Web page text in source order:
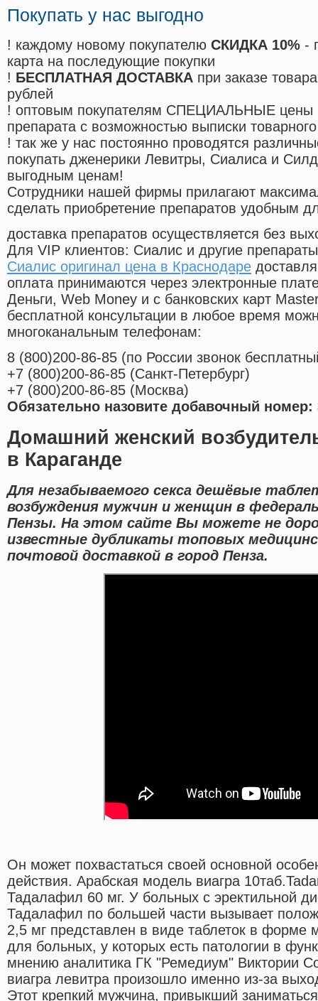
Покупать у нас выгодно
! каждому новому покупателю СКИДКА 10% -
карта на последующие покупки
! БЕСПЛАТНАЯ ДОСТАВКА при заказе
рублей
! оптовым покупателям СПЕЦИАЛЬНЫЕ цены
препарата с возможностью выписки
! так же у нас постоянно проводятся
покупать дженерики Левитры, Сиалиса и
выгодным ценам!
Cотрудники нашей фирмы прилагают
сделать приобретение препаратов удобным
доставка препаратов осуществляется без
Для VIP клиентов: Сиалис и другие
Сиалис оригинал цена в Краснодаре
оплата принимаются через электронные
Деньги, Web Money и с банковских карт
бесплатной консультации в любое время
многоканальным телефонам:
8 (800)200-86-85 (по России звонок
+7 (800)200-86-85 (Санкт-Петербург)
+7 (800)200-86-85 (Москва)
Обязательно назовите добавочный номер:
Домашний женский
в Караганде
Для незабываемого секса дешёвые
возбуждения мужчин и женщин в
Пензы. На этом сайте Вы можете не
известные дубликаты топовых
почтовой доставкой в город Пенза.
Он может похвастаться своей основной
действия. Арабская модель виагра
Тадалафил 60 мг. У больных с эректильной
Тадалафил по большей части вызывает
2,5 мг представлен в виде таблеток в форме
для больных, у которых есть патологии в
мнению аналитика ГК "Ремедиум" Виктории
виагра левитра произошло именно из-за
Этот крепкий мужчина, привыкший